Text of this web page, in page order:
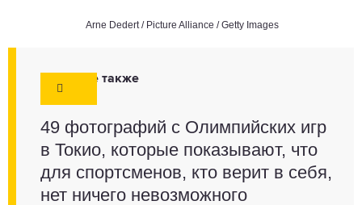
Arne Dedert / Picture Alliance / Getty Images
Смотрите также
49 фотографий с Олимпийских игр
в Токио, которые показывают, что
для спортсменов, кто верит в себя,
нет ничего невозможного